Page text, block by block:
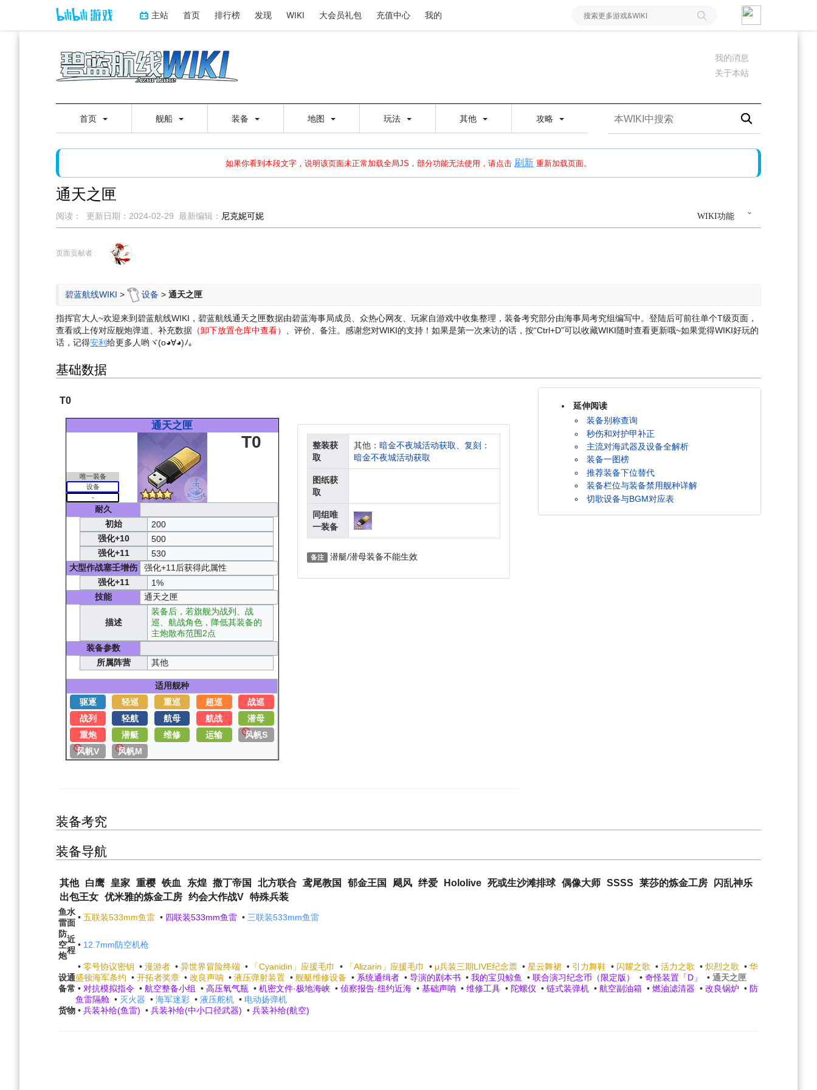
主站 首页 排行榜 发现 WIKI 大会员礼包 充值中心 我的
我的消息
关于本站
首页 舰船 装备 地图 玩法 其他 攻略
如果你看到本段文字，说明该页面未正常加载全局JS，部分功能无法使用，请点击 刷新 重新加载页面。
如果打开页面显示缩略图创建出错，请点击刷新或页面右上WIKI功能中的刷新按钮清除页面缓存并刷新，如果还有问题，请多尝试几次。
通天之匣
WIKI功能
阅读： 更新日期： 2024-02-29 最新编辑： 尼克妮可妮
到
到
页面贡献者 :
碧蓝航线WIKI > 设备 > 通天之匣
指挥官大人~欢迎来到碧蓝航线WIKI，碧蓝航线通天之匣数据由碧蓝海事局成员、众热心网友、玩家自游戏中收集整理，装备考究部分由海事局考究组编写中。登陆后可前往单个T级页面，
查看或上传对应舰炮弹道、补充数据 （卸下放置仓库中查看） 、评价、备注。感谢您对WIKI的支持！ 如果是第一次来访的话，按“Ctrl+D”可以收藏WIKI随时查看更新哦~如果觉得WIKI好玩的
话，记得安利 给更多人哟ヾ(o◕∀◕)ﾉ。
基础数据
T0
通天之匣
唯一装备
设备
-
T0
耐久
初始
200
强化+10
500
强化+11
530
大型作战塞壬增伤
强化+11后获得此属性
强化+11
1%
技能
通天之匣
描述
装备后，若旗舰为战列、战
巡、航战角色，降低其装备的
主炮散布范围2点
装备参数
所属阵营
其他
适用舰种
驱逐
轻巡 重巡 超巡
战巡
战列
轻航 航母 航战
潜母
重炮
潜艇 维修 运输
风帆S
风帆V
风帆M
整装获
取
其他： 暗金不夜城活动获取、 复刻：
暗金不夜城活动获取
图纸获
取
同组唯
一装备
备注 潜艇/潜母装备不能生效
延伸阅读
装备别称查询
秒伤和对护甲补正
主流对海武器及设备全解析
装备一图榜
推荐装备下位替代
装备栏位与装备禁用舰种详解
切歌设备与BGM对应表
装备考究
装备导航
其他 白鹰 皇家 重樱 铁血 东煌 撒丁帝国 北方联合 鸢尾教国 郁金王国 飓风 绊爱 Hololive 死或生沙滩排球 偶像大师 SSSS 莱莎的炼金工房
闪乱神乐
出包王女 优米雅的炼金工房 约会大作战V 特殊兵装
鱼
雷
水
面
• 五联装533mm鱼雷 • 四联装533mm鱼雷 • 三联装533mm鱼雷
防
空
炮
近
程
• 12.7mm防空机枪
设
备
通
常
• 零号协议密钥 • 漫游者 • 异世界冒险终端 • 「Cyanidin」应援毛巾 • 「Alizarin」应援毛巾 • μ兵装三期LIVE纪念票 • 星云舞裙 • 引力舞鞋 • 闪耀之歌 • 活力之歌 • 炽烈之歌 • 华
盛顿海军条约 • 开拓者奖章 • 改良声呐 • 液压弹射装置 • 舰艇维修设备 • 系统通缉者 • 导演的剧本书 • 我的宝贝鲸鱼 • 联合演习纪念币（限定版） • 奇怪装置「D」 • 通天之匣
• 对抗模拟指令 • 航空整备小组 • 高压氧气瓶 • 机密文件·极地海峡 • 侦察报告·纽约近海 • 基础声呐 • 维修工具 • 陀螺仪 • 链式装弹机 • 航空副油箱 • 燃油滤清器 • 改良锅炉 • 防
鱼雷隔舱 • 灭火器 • 海军迷彩 • 液压舵机 • 电动扬弹机
货物 • 兵装补给(鱼雷) • 兵装补给(中小口径武器) • 兵装补给(航空)